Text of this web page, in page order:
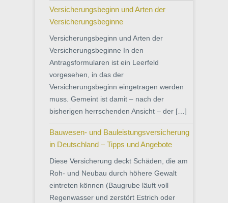
Versicherungsbeginn und Arten der
Versicherungsbeginne
Versicherungsbeginn und Arten der
Versicherungsbeginne In den
Antragsformularen ist ein Leerfeld
vorgesehen, in das der
Versicherungsbeginn eingetragen werden
muss. Gemeint ist damit – nach der
bisherigen herrschenden Ansicht – der […]
Bauwesen- und Bauleistungsversicherung
in Deutschland – Tipps und Angebote
Diese Versicherung deckt Schäden, die am
Roh- und Neubau durch höhere Gewalt
eintreten können (Baugrube läuft voll
Regenwasser und zerstört Estrich oder